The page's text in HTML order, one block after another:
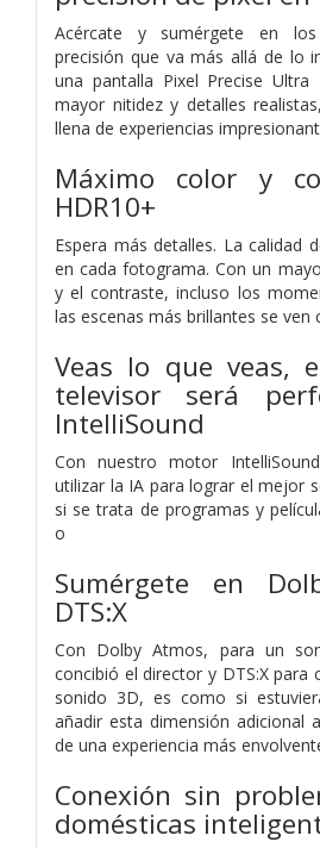
Acércate y sumérgete en
precisión que va más allá de lo
una pantalla Pixel Precise
mayor nitidez y detalles
llena de experiencias
Máximo color y
HDR10+
Espera más detalles. La calidad
en cada fotograma. Con un
y el contraste, incluso los
las escenas más brillantes se ven
Veas lo que veas,
televisor será
IntelliSound
Con nuestro motor
utilizar la IA para lograr el mejor
si se trata de programas y
o
Sumérgete en
DTS:X
Con Dolby Atmos, para un
concibió el director y DTS:X para
sonido 3D, es como si
añadir esta dimensión adicional
de una experiencia más
Conexión sin
domésticas